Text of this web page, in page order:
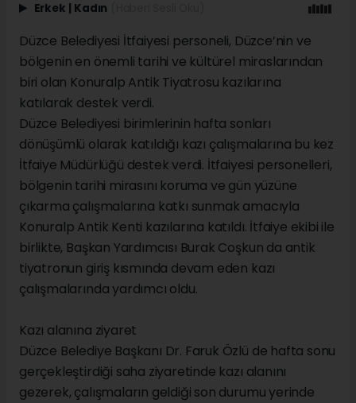
Erkek | Kadın
Düzce Belediyesi İtfaiyesi personeli, Düzce’nin ve
bölgenin en önemli tarihi ve kültürel miraslarından
biri olan Konuralp Antik Tiyatrosu kazılarına
katılarak destek verdi.
Düzce Belediyesi birimlerinin hafta sonları
dönüşümlü olarak katıldığı kazı çalışmalarına bu kez
İtfaiye Müdürlüğü destek verdi. İtfaiyesi personelleri,
bölgenin tarihi mirasını koruma ve gün yüzüne
çıkarma çalışmalarına katkı sunmak amacıyla
Konuralp Antik Kenti kazılarına katıldı. İtfaiye ekibi ile
birlikte, Başkan Yardımcısı Burak Coşkun da antik
tiyatronun giriş kısmında devam eden kazı
çalışmalarında yardımcı oldu.
Kazı alanına ziyaret
Düzce Belediye Başkanı Dr. Faruk Özlü de hafta sonu
gerçekleştirdiği saha ziyaretinde kazı alanını
gezerek, çalışmaların geldiği son durumu yerinde